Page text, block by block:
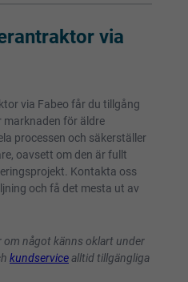
via
via Fabeo får du tillgång
för äldre
processen och säkerställer
oavsett om den är fullt
Kontakta oss
och få det mesta ut av
om något känns oklart under
kundservicealltid tillgängliga